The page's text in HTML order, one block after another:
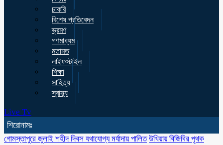
চাকরি
বিশেষ প্রতিবেদন
ভ্রমণ
গণমাধ্যম
মতামত
লাইফস্টাইল
শিক্ষা
সাহিত্য
স্বাস্থ্য
Live Tv
শিরোনামঃ
গোমস্তাপুরে জুলাই শহীদ দিবস যথাযোগ্য মর্যাদায় পালিত উখিয়ায় বিজিবির পৃথক